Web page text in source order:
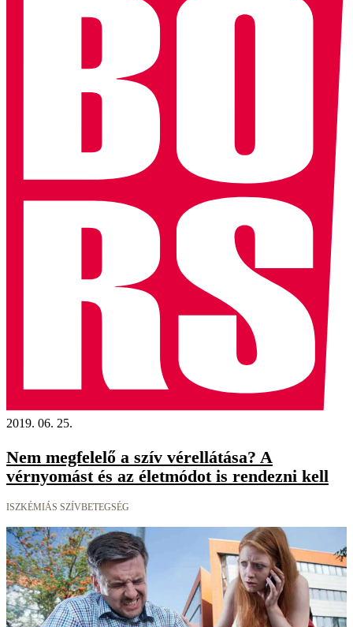
2019. 06. 25.
Nem megfelelő a szív vérellátása? A
vérnyomást és az életmódot is rendezni kell
ISZKÉMIÁS SZÍVBETEGSÉG